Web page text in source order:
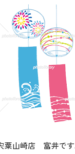
粟山崎店 富井です